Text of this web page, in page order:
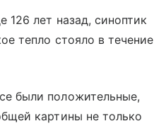
126 лет назад, синоптик
тепло стояло в течение
были положительные,
картины не только